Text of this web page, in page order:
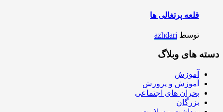
قلعه پرتغالی ها
توسط azhdari
دسته های وبلاگ
آموزش
آموزش و پرورش
بحران های اجتماعی
بزرگان